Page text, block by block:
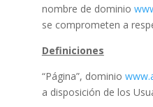
nombre de dominio
se comprometen a
Definiciones
“Página”, dominio
a disposición de los